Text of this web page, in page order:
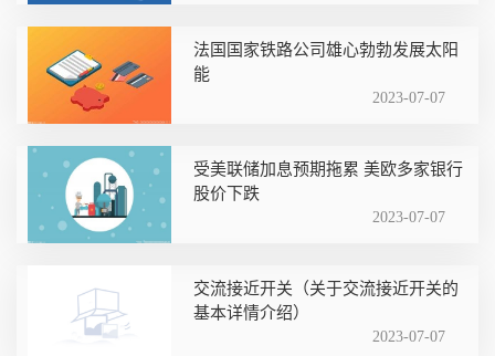
法国国家铁路公司雄心勃勃发展太阳
能
2023-07-07
受美联储加息预期拖累 美欧多家银行
股价下跌
2023-07-07
交流接近开关（关于交流接近开关的
基本详情介绍）
2023-07-07